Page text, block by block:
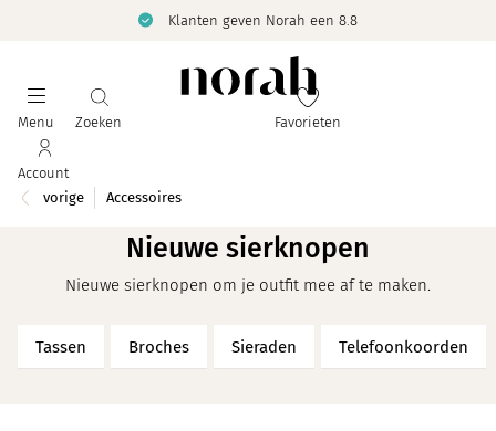
Klanten geven Norah een 8.8
Menu Zoeken Favorieten
Account
vorige
Accessoires
Nieuwe sierknopen
Nieuwe sierknopen om je outfit mee af te maken.
Tassen Broches Sieraden Telefoonkoorden